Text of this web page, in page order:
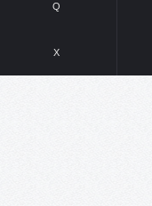
Q
X